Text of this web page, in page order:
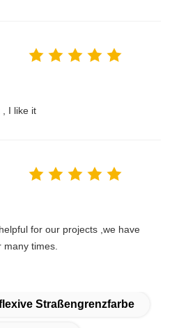
, I like it
for our projects ,we have
times.
Straßengrenzfarbe